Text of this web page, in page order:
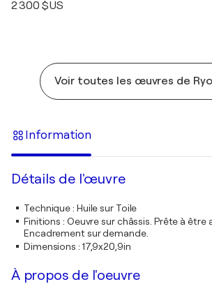
2 300 $US
Voir toutes les œuvres de
Information
Détails de l'œuvre
Technique: Huile sur Toile
Finitions : Oeuvre sur châssis. Prête à être
Encadrement sur demande.
Dimensions : 17,9x20,9in
À propos de l'oeuvre